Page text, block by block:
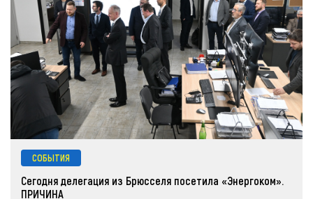
СОБЫТИЯ
Сегодня делегация из Брюсселя посетила «Энергоком».
ПРИЧИНА